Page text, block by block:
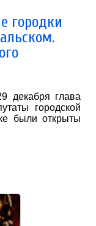
городки
декабря глава
городской
были открыты